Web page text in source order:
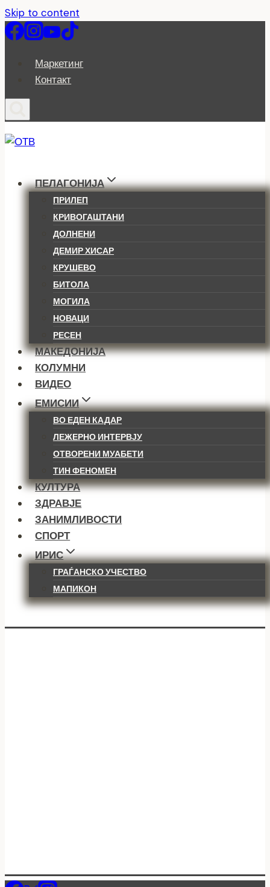
Skip to content
Маркетинг
Контакт
ПЕЛАГОНИЈА
ПРИЛЕП
КРИВОГАШТАНИ
ДОЛНЕНИ
ДЕМИР ХИСАР
КРУШЕВО
БИТОЛА
МОГИЛА
НОВАЦИ
РЕСЕН
МАКЕДОНИЈА
КОЛУМНИ
ВИДЕО
ЕМИСИИ
ВО ЕДЕН КАДАР
ЛЕЖЕРНО ИНТЕРВЈУ
ОТВОРЕНИ МУАБЕТИ
ТИН ФЕНОМЕН
КУЛТУРА
ЗДРАВЈЕ
ЗАНИМЛИВОСТИ
СПОРТ
ИРИС
ГРАЃАНСКО УЧЕСТВО
МАПИКОН